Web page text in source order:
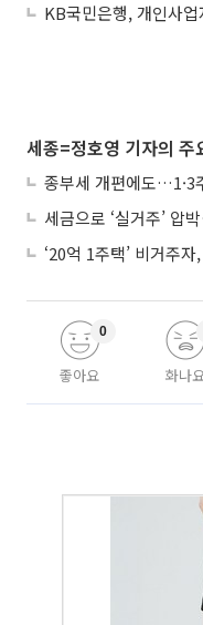
KB국민은행, 개인사
세종=정호영 기자의 주
세금으로 ‘실거주’ 압
‘20억 1주택’ 비거주
좋아요
0
화나